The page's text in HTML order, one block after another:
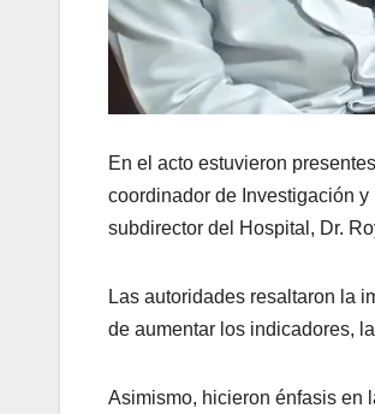
En el acto estuvieron
coordinador de Investigación
subdirector del Hospital, Dr.
​Las autoridades resaltaron la
de aumentar los indicadores,
​Asimismo, hicieron énfasis en